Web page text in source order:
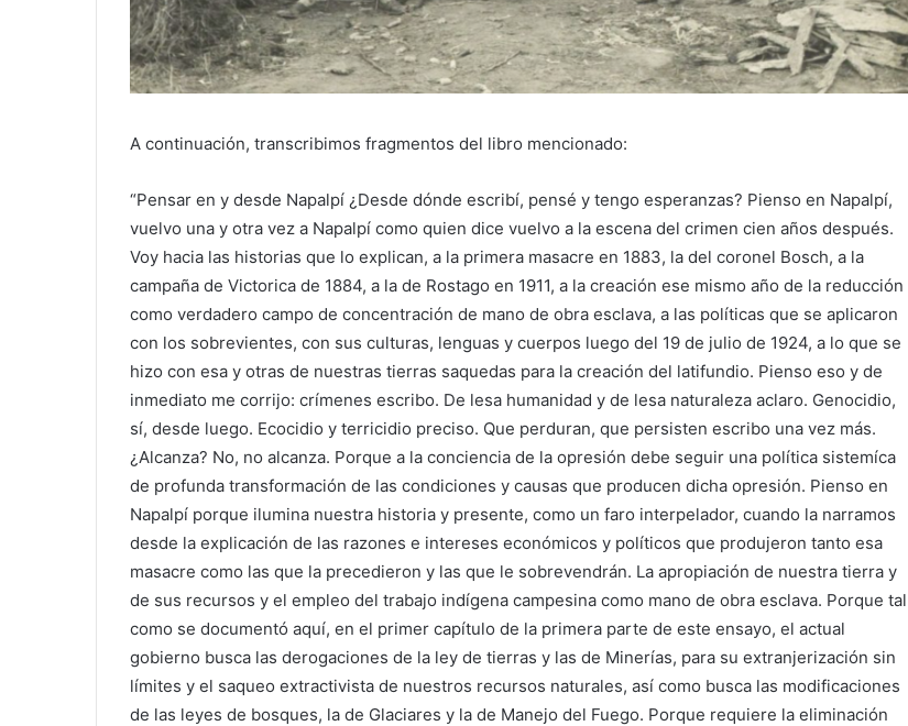
A continuación, transcribimos fragmentos del libro mencionado:
“Pensar en y desde Napalpí ¿Desde dónde escribí, pensé y tengo esperanzas? Pienso en Napalpí,
vuelvo una y otra vez a Napalpí como quien dice vuelvo a la escena del crimen cien años después.
Voy hacia las historias que lo explican, a la primera masacre en 1883, la del coronel Bosch, a la
campaña de Victorica de 1884, a la de Rostago en 1911, a la creación ese mismo año de la reducción
como verdadero campo de concentración de mano de obra esclava, a las políticas que se aplicaron
con los sobrevientes, con sus culturas, lenguas y cuerpos luego del 19 de julio de 1924, a lo que se
hizo con esa y otras de nuestras tierras saquedas para la creación del latifundio. Pienso eso y de
inmediato me corrijo: crímenes escribo. De lesa humanidad y de lesa naturaleza aclaro. Genocidio,
sí, desde luego. Ecocidio y terricidio preciso. Que perduran, que persisten escribo una vez más.
¿Alcanza? No, no alcanza. Porque a la conciencia de la opresión debe seguir una política sistemíca
de profunda transformación de las condiciones y causas que producen dicha opresión. Pienso en
Napalpí porque ilumina nuestra historia y presente, como un faro interpelador, cuando la narramos
desde la explicación de las razones e intereses económicos y políticos que produjeron tanto esa
masacre como las que la precedieron y las que le sobrevendrán. La apropiación de nuestra tierra y
de sus recursos y el empleo del trabajo indígena campesina como mano de obra esclava. Porque tal
como se documentó aquí, en el primer capítulo de la primera parte de este ensayo, el actual
gobierno busca las derogaciones de la ley de tierras y las de Minerías, para su extranjerización sin
límites y el saqueo extractivista de nuestros recursos naturales, así como busca las modificaciones
de las leyes de bosques, la de Glaciares y la de Manejo del Fuego. Porque requiere la eliminación